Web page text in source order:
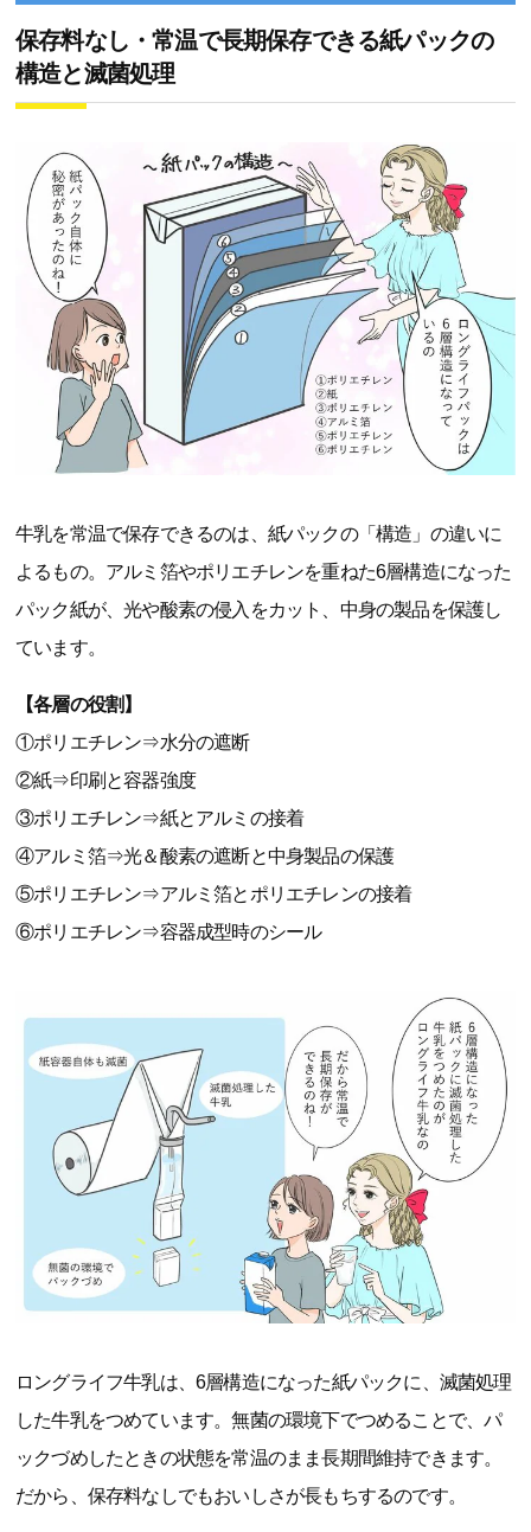
保存料なし・常温で長期保存できる紙パックの
構造と滅菌処理
牛乳を常温で保存できるのは、紙パックの「構造」の違いに
よるもの。アルミ箔やポリエチレンを重ねた6層構造になった
パック紙が、光や酸素の侵入をカット、中身の製品を保護し
ています。
【各層の役割】
①ポリエチレン⇒水分の遮断
②紙⇒印刷と容器強度
③ポリエチレン⇒紙とアルミの接着
④アルミ箔⇒光＆酸素の遮断と中身製品の保護
⑤ポリエチレン⇒アルミ箔とポリエチレンの接着
⑥ポリエチレン⇒容器成型時のシール
ロングライフ牛乳は、6層構造になった紙パックに、滅菌処理
した牛乳をつめています。無菌の環境下でつめることで、パ
ックづめしたときの状態を常温のまま長期間維持できます。
だから、保存料なしでもおいしさが長もちするのです。